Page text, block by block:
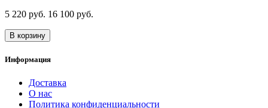
5 220 руб. 16 100 руб.
В корзину
Информация
Доставка
О нас
Политика конфиденциальности